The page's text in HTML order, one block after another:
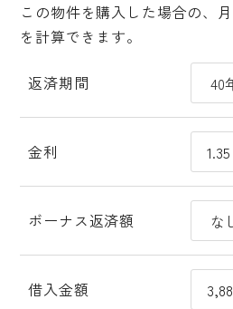
この物件を購入した場合の、
を計算できます。
返済期間
金利
ボーナス返済額
借入金額